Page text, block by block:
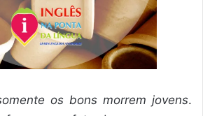
os bons morrem jovens.